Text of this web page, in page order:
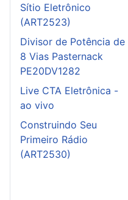
Sítio Eletrônico
(ART2523)
Divisor de Potência de
8 Vias Pasternack
PE20DV1282
Live CTA Eletrônica -
ao vivo
Construindo Seu
Primeiro Rádio
(ART2530)